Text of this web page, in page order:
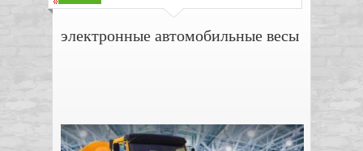
электронные автомобильные весы